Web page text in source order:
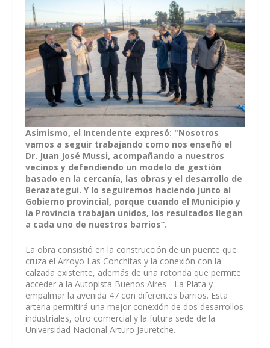
Asimismo, el Intendente expresó: "Nosotros
vamos a seguir trabajando como nos enseñó el
Dr. Juan José Mussi, acompañando a nuestros
vecinos y defendiendo un modelo de gestión
basado en la cercanía, las obras y el desarrollo de
Berazategui. Y lo seguiremos haciendo junto al
Gobierno provincial, porque cuando el Municipio y
la Provincia trabajan unidos, los resultados llegan
a cada uno de nuestros barrios”.
La obra consistió en la construcción de un puente que
cruza el Arroyo Las Conchitas y la conexión con la
calzada existente, además de una rotonda que permite
acceder a la Autopista Buenos Aires - La Plata y
empalmar la avenida 47 con diferentes barrios. Esta
arteria permitirá una mejor conexión de dos desarrollos
industriales, otro comercial y la futura sede de la
Universidad Nacional Arturo Jauretche.